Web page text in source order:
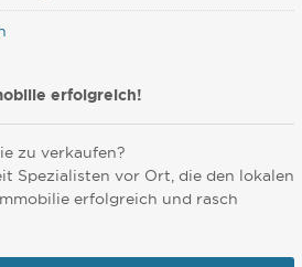
erfolgreich!
zu verkaufen?
Spezialisten vor Ort, die den lokalen
erfolgreich und rasch